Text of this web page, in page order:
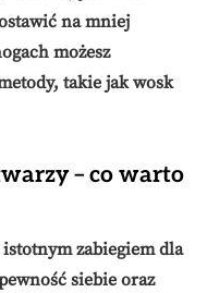
na mniej
możesz
takie jak wosk
– co warto
zabiegiem dla
siebie oraz